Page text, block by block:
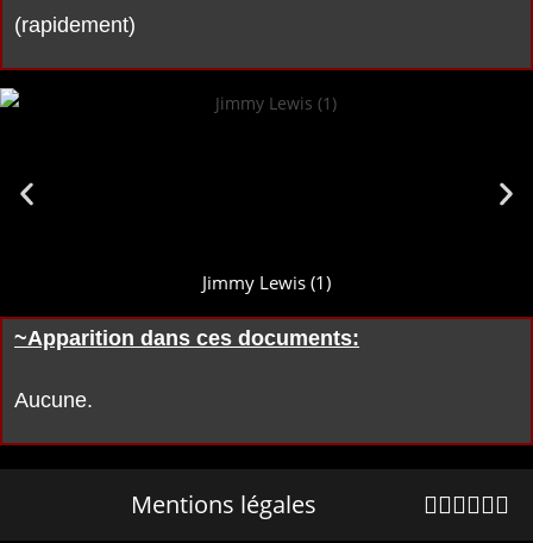
(rapidement)
Jimmy Lewis (1)
~Apparition dans ces documents:
Aucune.
Mentions légales